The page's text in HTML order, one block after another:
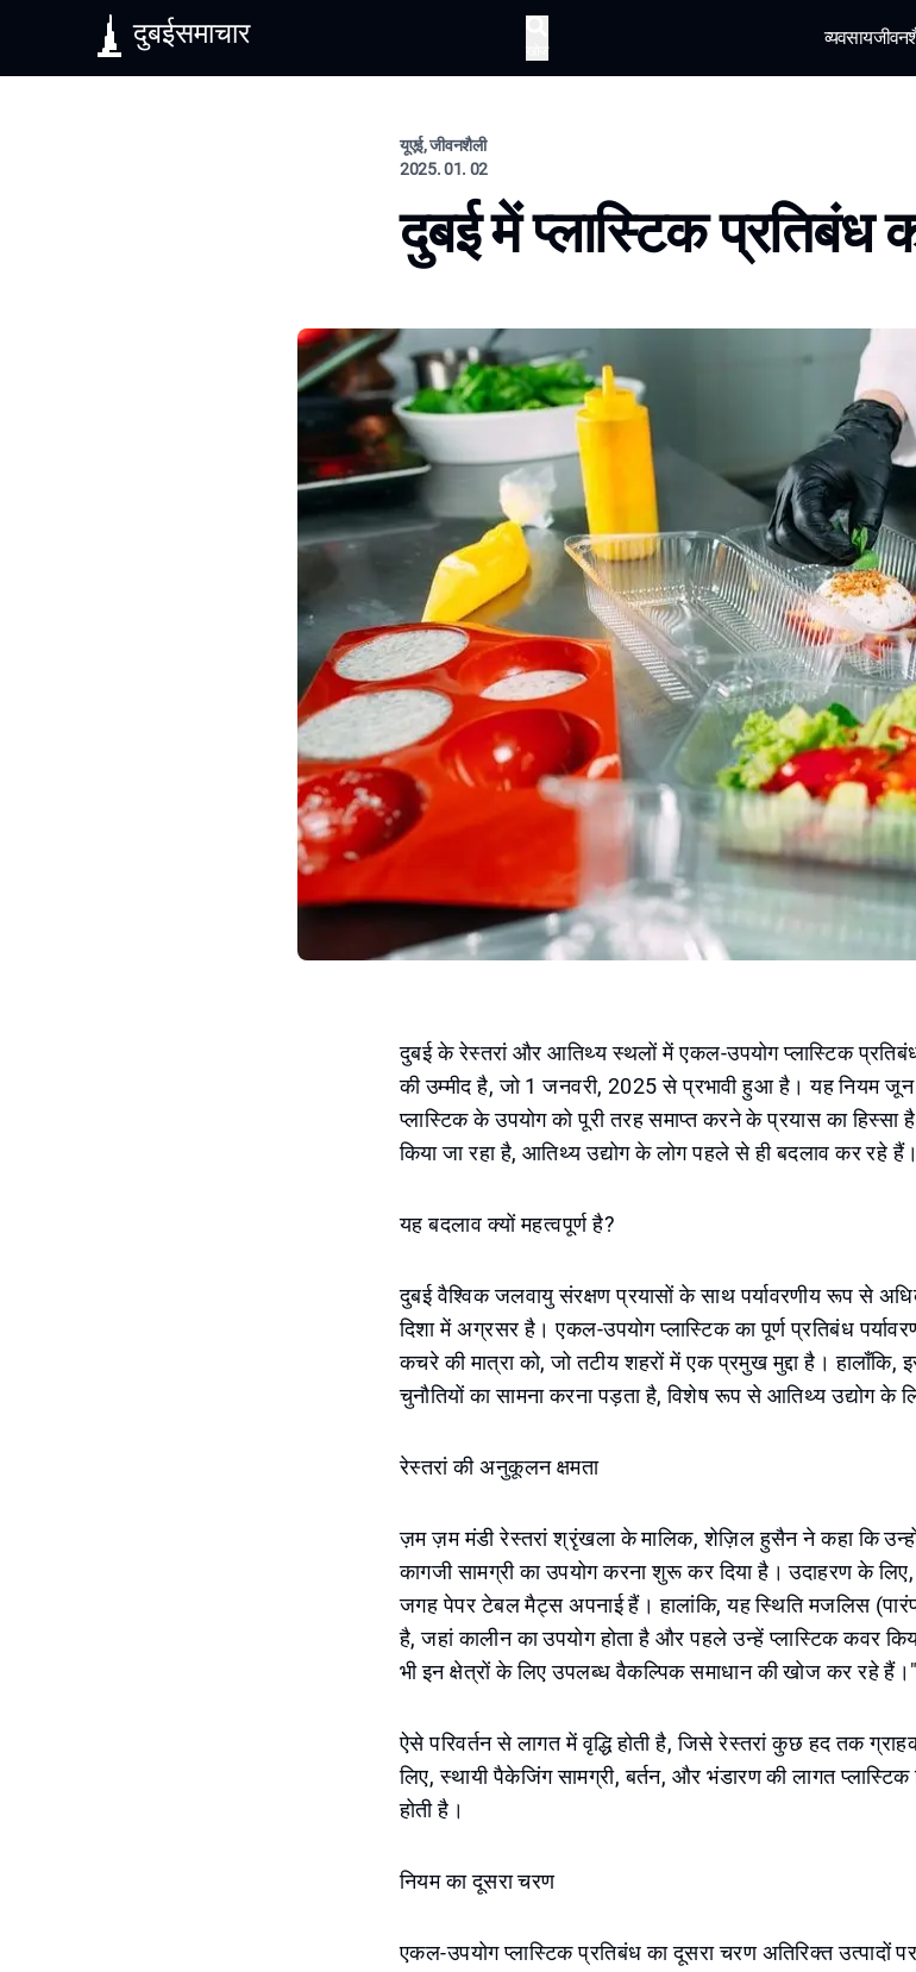
दुबईसमाचार व्यवसाय
यूएई, जीवनशैली
2025. 01. 02
दुबई में प्लास्टिक प्रतिबंध
दुबई के रेस्तरां और आतिथ्य स्थलों में एकल-उपयोग प्लास्टिक
की उम्मीद है, जो 1 जनवरी, 2025 से प्रभावी हुआ है। यह नियम
प्लास्टिक के उपयोग को पूरी तरह समाप्त करने के प्रयास का हिस्सा
किया जा रहा है, आतिथ्य उद्योग के लोग पहले से ही बदलाव कर रहे हैं।
यह बदलाव क्यों महत्वपूर्ण है?
दुबई वैश्विक जलवायु संरक्षण प्रयासों के साथ पर्यावरणीय रूप से
दिशा में अग्रसर है। एकल-उपयोग प्लास्टिक का पूर्ण प्रतिबंध
कचरे की मात्रा को, जो तटीय शहरों में एक प्रमुख मुद्दा है। हालाँकि,
चुनौतियों का सामना करना पड़ता है, विशेष रूप से आतिथ्य उद्योग के
रेस्तरां की अनुकूलन क्षमता
ज़म ज़म मंडी रेस्तरां श्रृंखला के मालिक, शेज़िल हुसैन ने कहा कि
कागजी सामग्री का उपयोग करना शुरू कर दिया है। उदाहरण के
जगह पेपर टेबल मैट्स अपनाई हैं। हालांकि, यह स्थिति मजलिस
है, जहां कालीन का उपयोग होता है और पहले उन्हें प्लास्टिक कवर
भी इन क्षेत्रों के लिए उपलब्ध वैकल्पिक समाधान की खोज कर रहे हैं।"
ऐसे परिवर्तन से लागत में वृद्धि होती है, जिसे रेस्तरां कुछ हद तक
लिए, स्थायी पैकेजिंग सामग्री, बर्तन, और भंडारण की लागत प्लास्टिक
होती है।
नियम का दूसरा चरण
एकल-उपयोग प्लास्टिक प्रतिबंध का दूसरा चरण अतिरिक्त उत्पादों